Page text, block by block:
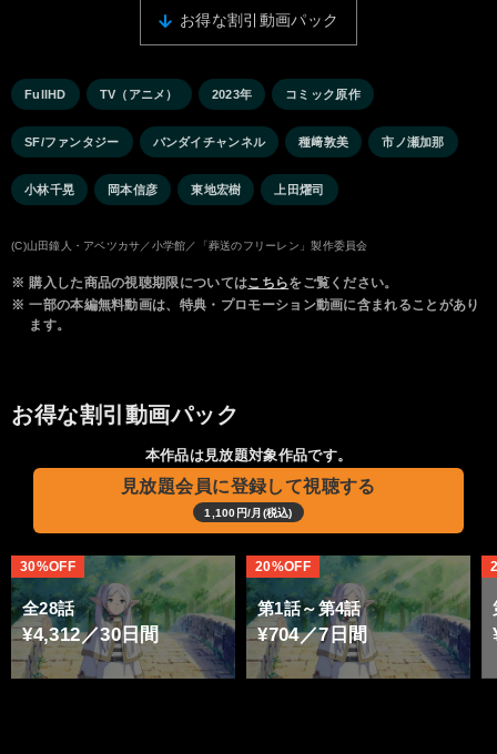
お得な割引動画パック
FullHD TV（アニメ） 2023年 コミック原作
SF/ファンタジー バンダイチャンネル 種﨑敦美 市ノ瀬加那
小林千晃 岡本信彦 東地宏樹 上田燿司
(C)山田鐘人・アベツカサ／小学館／「葬送のフリーレン」製作委員会
※ 購入した商品の視聴期限についてはこちらをご覧ください。
※ 一部の本編無料動画は、特典・プロモーション動画に含まれることがあり
ます。
お得な割引動画パック
本作品は見放題対象作品です。
見放題会員に登録して視聴する
1,100円/月(税込)
全28話
¥4,312／30日間
30%OFF
第1話～第4話
¥704／7日間
20%OFF